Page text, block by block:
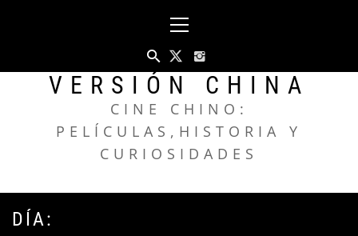
principal
VERSIÓN CHINA
CINE CHINO:
PELÍCULAS,HISTORIA Y
CURIOSIDADES
DÍA: